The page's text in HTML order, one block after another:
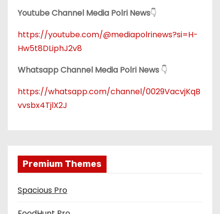
Youtube Channel Media Polri News👇
https://youtube.com/@mediapolrinews?si=H-
Hw5t8DLiphJ2v8
Whatsapp Channel Media Polri News 👇
https://whatsapp.com/channel/0029VacvjKqB
vvsbx4TjlX2J
Premium Themes
Spacious Pro